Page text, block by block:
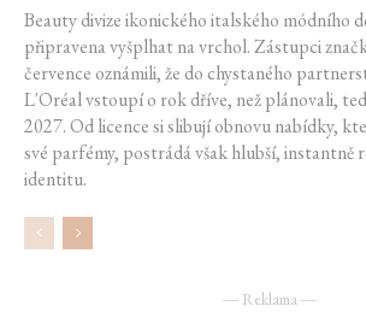
Beauty divize ikonického italského módního
připravena vyšplhat na vrchol. Zástupci
července oznámili, že do chystaného
L'Oréal vstoupí o rok dříve, než plánovali,
2027. Od licence si slibují obnovu nabídky,
své parfémy, postrádá však hlubší, instantně
identitu.
― Reklama ―